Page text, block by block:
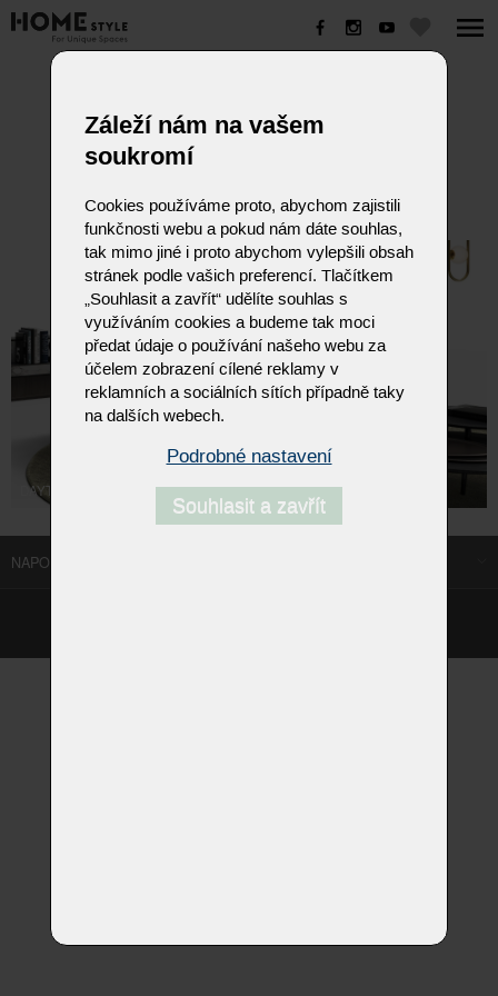
DAYTONA
NAPOSLEDY NAVŠTÍVENÉ ODKAZY
Záleží nám na vašem
soukromí
Cookies používáme proto, abychom zajistili
funkčnosti webu a pokud nám dáte souhlas,
tak mimo jiné i proto abychom vylepšili obsah
stránek podle vašich preferencí. Tlačítkem
„Souhlasit a zavřít“ udělíte souhlas s
využíváním cookies a budeme tak moci
předat údaje o používání našeho webu za
účelem zobrazení cílené reklamy v
reklamních a sociálních sítích případně taky
na dalších webech.
Podrobné nastavení
Souhlasit a zavřít